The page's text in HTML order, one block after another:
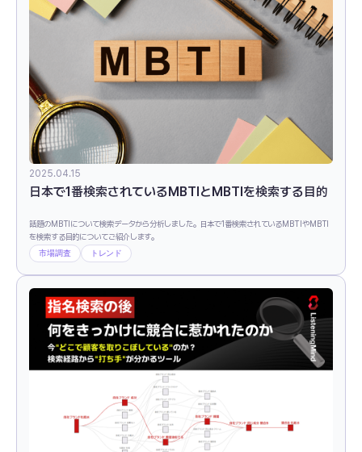
2025.04.15
日本で1番検索されているMBTIとMBTIを検索する目的
話題のMBTIについて検索データから分析しました。日本で1番検索されているMBTIやMBTI
を検索する目的についてご紹介します。
市場調査 トレンド